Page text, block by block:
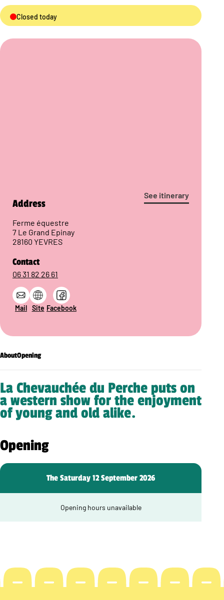
Closed today
See itinerary
Address
Ferme équestre
7 Le Grand Epinay
28160 YEVRES
Contact
06 31 82 26 61
Mail Site Facebook
AboutOpening
La Chevauchée du Perche puts on
a western show for the enjoyment
of young and old alike.
Opening
The Saturday 12 September 2026
Opening hours unavailable